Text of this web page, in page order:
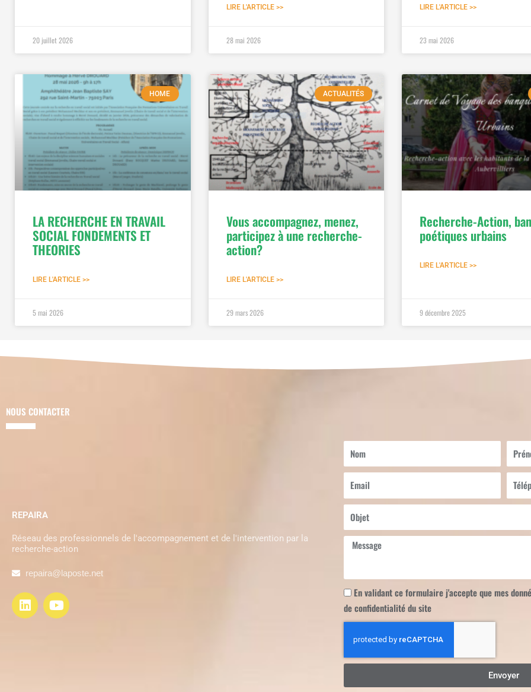
20 juillet 2026
LIRE L'ARTICLE >>
28 mai 2026
LIRE L'ARTICLE >>
23 mai 2026
HOME
LA RECHERCHE EN TRAVAIL
SOCIAL FONDEMENTS ET
THEORIES
LIRE L'ARTICLE >>
5 mai 2026
ACTUALITÉS
Vous accompagnez, menez,
participez à une recherche-
action?
LIRE L'ARTICLE >>
29 mars 2026
Recherche-Action,
poétiques urbains
LIRE L'ARTICLE >>
9 décembre 2025
NOUS CONTACTER
REPAIRA
Réseau des professionnels de l'accompagnement et de l'intervention par la
recherche-action
repaira@laposte.net
L
i
Y
o
Message
En validant ce formulaire j'accepte que mes
de confidentialité du site
Envoyer